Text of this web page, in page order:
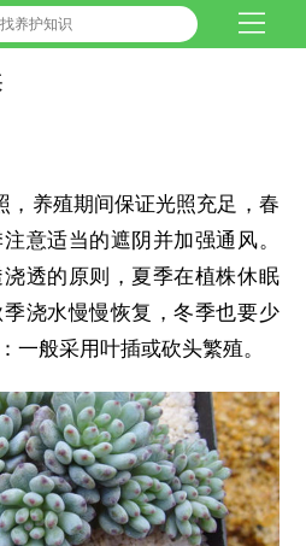
，养殖期间保证光照充足，春
意适当的遮阴并加强通风。
透的原则，夏季在植株休眠
浇水慢慢恢复，冬季也要少
一般采用叶插或砍头繁殖。